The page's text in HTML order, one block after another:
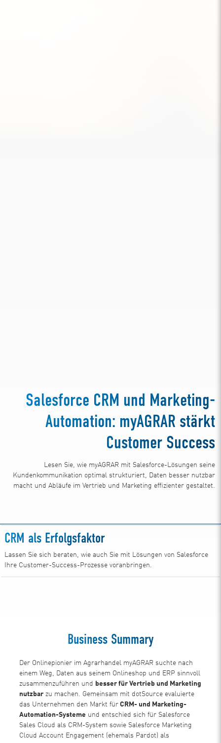
Salesforce CRM und Marketing-
Automation: myAGRAR stärkt
Customer Success
Lesen Sie, wie myAGRAR mit Salesforce-Lösungen seine
Kundenkommunikation optimal strukturiert, Daten besser nutzbar
macht und Abläufe im Vertrieb und Marketing effizienter gestaltet.
CRM als Erfolgsfaktor
Lassen Sie sich beraten, wie auch Sie mit Lösungen von Salesforce
Ihre Customer-Success-Prozesse voranbringen.
Business Summary
Der Onlinepionier im Agrarhandel myAGRAR suchte nach
einem Weg, Daten aus seinem Onlineshop und ERP sinnvoll
zusammenzuführen und besser für Vertrieb und Marketing
nutzbar zu machen. Gemeinsam mit dotSource evaluierte
das Unternehmen den Markt für CRM- und Marketing-
Automation-Systeme und entschied sich für Salesforce
Sales Cloud als CRM-System sowie Salesforce Marketing
Cloud Account Engagement (ehemals Pardot) als